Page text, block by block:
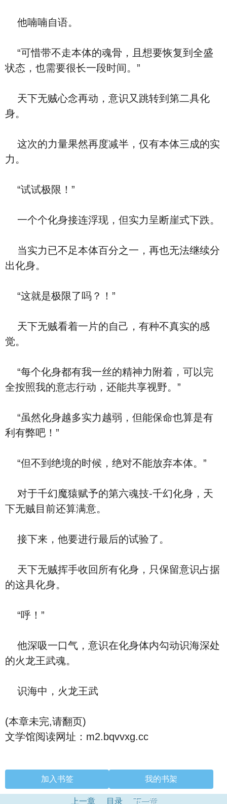
他喃喃自语。
“可惜带不走本体的魂骨，且想要恢复到全盛
状态，也需要很长一段时间。”
天下无贼心念再动，意识又跳转到第二具化
身。
这次的力量果然再度减半，仅有本体三成的实
力。
“试试极限！”
一个个化身接连浮现，但实力呈断崖式下跌。
当实力已不足本体百分之一，再也无法继续分
出化身。
“这就是极限了吗？！”
天下无贼看着一片的自己，有种不真实的感
觉。
“每个化身都有我一丝的精神力附着，可以完
全按照我的意志行动，还能共享视野。”
“虽然化身越多实力越弱，但能保命也算是有
利有弊吧！”
“但不到绝境的时候，绝对不能放弃本体。”
对于千幻魔猿赋予的第六魂技-千幻化身，天
下无贼目前还算满意。
接下来，他要进行最后的试验了。
天下无贼挥手收回所有化身，只保留意识占据
的这具化身。
“呼！”
他深吸一口气，意识在化身体内勾动识海深处
的火龙王武魂。
识海中，火龙王武
(本章未完,请翻页)
文学馆阅读网址：m2.bqvvxg.cc
加入书签 我的书架
上一章 目录 下一章